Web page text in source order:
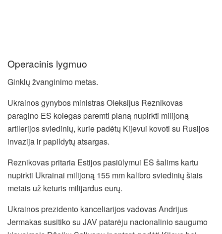
Operacinis lygmuo
Ginklų žvanginimo metas.
Ukrainos gynybos ministras Oleksijus Reznikovas
paragino ES kolegas paremti planą nupirkti milijoną
artilerijos sviedinių, kurie padėtų Kijevui kovoti su Rusijos
invazija ir papildytų atsargas.
Reznikovas pritaria Estijos pasiūlymui ES šalims kartu
nupirkti Ukrainai milijoną 155 mm kalibro sviedinių šiais
metais už keturis milijardus eurų.
Ukrainos prezidento kanceliarijos vadovas Andrijus
Jermakas susitiko su JAV patarėju nacionalinio saugumo